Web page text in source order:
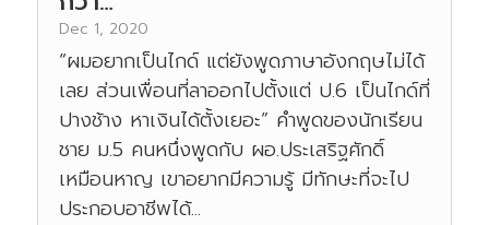
Dec 1, 2020
“ผมอยากเป็นไกด์ แต่ยังพูดภาษาอังกฤษไม่ได้
เลย ส่วนเพื่อนที่ลาออกไปตั้งแต่ ป.6 เป็นไกด์ที่
ปางช้าง หาเงินได้ตั้งเยอะ” คำพูดของนักเรียน
ชาย ม.5 คนหนึ่งพูดกับ ผอ.ประเสริฐศักดิ์
เหมือนหาญ เขาอยากมีความรู้ มีทักษะที่จะไป
ประกอบอาชีพได้...